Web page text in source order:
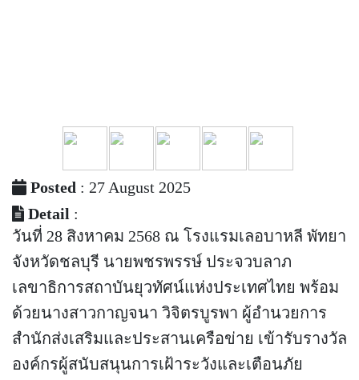
Posted : 27 August 2025
Detail :
วันที่ 28 สิงหาคม 2568 ณ โรงแรมเลอบาหลี พัทยา
จังหวัดชลบุรี นายพชรพรรษ์ ประจวบลาภ
เลขาธิการสถาบันยุวทัศน์แห่งประเทศไทย พร้อม
ด้วยนางสาวกาญจนา วิจิตรบูรพา ผู้อำนวยการ
สำนักส่งเสริมและประสานเครือข่าย เข้ารับรางวัล
องค์กรผู้สนับสนุนการเฝ้าระวังและเตือนภัย